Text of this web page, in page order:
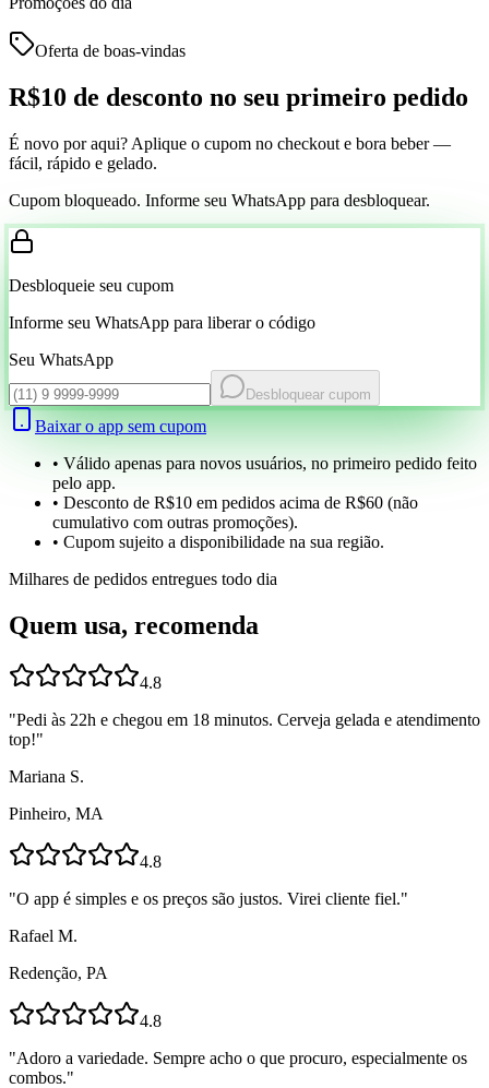
Oferta de boas-vindas
R$10 de desconto no seu primeiro pedido
É novo por aqui? Aplique o cupom no checkout e bora beber —
fácil, rápido e gelado.
Cupom bloqueado. Informe seu WhatsApp para desbloquear.
Desbloqueie seu cupom
Informe seu WhatsApp para liberar o código
Seu WhatsApp
Desbloquear cupom
Baixar o app sem cupom
• Válido apenas para novos usuários, no primeiro pedido feito
pelo app.
• Desconto de R$10 em pedidos acima de R$60 (não
cumulativo com outras promoções).
• Cupom sujeito a disponibilidade na sua região.
Milhares de pedidos entregues todo dia
Quem usa, recomenda
4.8
"Pedi às 22h e chegou em 18 minutos. Cerveja gelada e atendimento
top!"
Mariana S.
Pinheiro, MA
4.8
"O app é simples e os preços são justos. Virei cliente fiel."
Rafael M.
Redenção, PA
4.8
"Adoro a variedade. Sempre acho o que procuro, especialmente os
combos."